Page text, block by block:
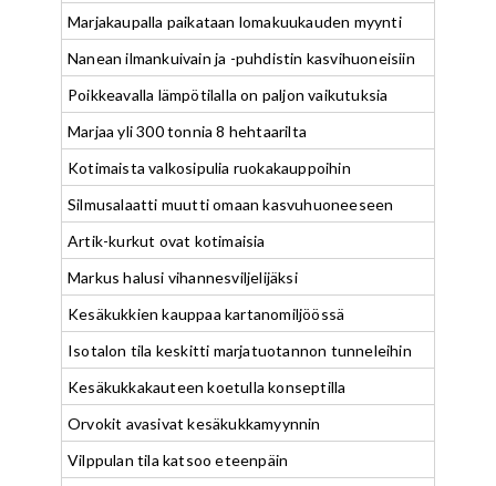
Marjakaupalla paikataan lomakuukauden myynti
Nanean ilmankuivain ja -puhdistin kasvihuoneisiin
Poikkeavalla lämpötilalla on paljon vaikutuksia
Marjaa yli 300 tonnia 8 hehtaarilta
Kotimaista valkosipulia ruokakauppoihin
Silmusalaatti muutti omaan kasvuhuoneeseen
Artik-kurkut ovat kotimaisia
Markus halusi vihannesviljelijäksi
Kesäkukkien kauppaa kartanomiljöössä
Isotalon tila keskitti marjatuotannon tunneleihin
Kesäkukkakauteen koetulla konseptilla
Orvokit avasivat kesäkukkamyynnin
Vilppulan tila katsoo eteenpäin